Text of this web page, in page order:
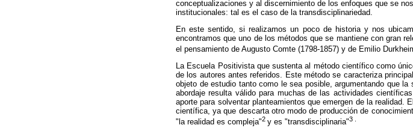
conceptualizaciones y al discernimiento de los enfoques que se
institucionales: tal es el caso de la transdisciplinariedad.
En este sentido, si realizamos un poco de historia y nos
encontramos que uno de los métodos que se mantiene con gran
el pensamiento de Augusto Comte (1798-1857) y de Emilio
La Escuela Positivista que sustenta al método científico como
de los autores antes referidos. Este método se caracteriza
objeto de estudio tanto como le sea posible, argumentando que
abordaje resulta válido para muchas de las actividades
aporte para solventar planteamientos que emergen de la
científica, ya que descarta otro modo de producción de
"la realidad es compleja"2 y es "transdisciplinaria"3 .